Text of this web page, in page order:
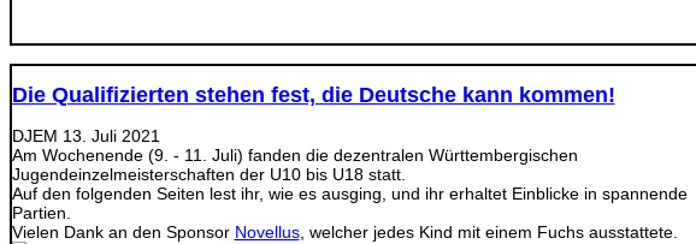
Die Qualifizierten stehen fest, die Deutsche kann kommen!
DJEM 13. Juli 2021
Am Wochenende (9. - 11. Juli) fanden die dezentralen Württembergischen
Jugendeinzelmeisterschaften der U10 bis U18 statt.
Auf den folgenden Seiten lest ihr, wie es ausging, und ihr erhaltet Einblicke in spannende
Partien.
Vielen Dank an den Sponsor Novellus, welcher jedes Kind mit einem Fuchs ausstattete.